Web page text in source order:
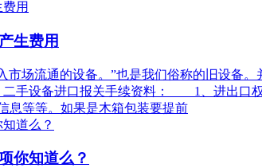
生费用
场流通的设备。”也是我们俗称的旧设备。
二手设备进口报关手续资料： 1、进出
等等。如果是木箱包装要提前
你知道么？